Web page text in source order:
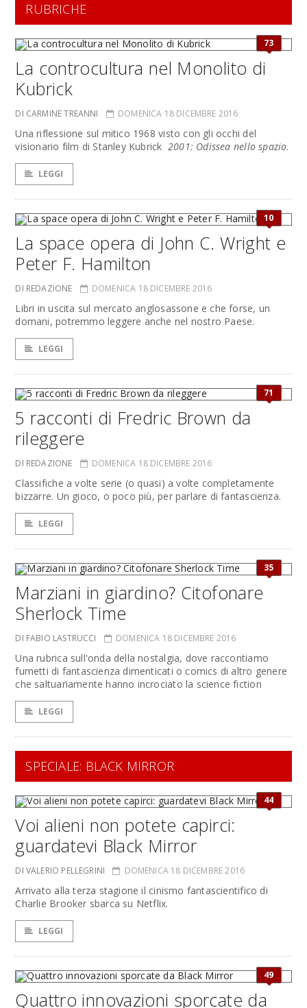
RUBRICHE
73
La controcultura nel Monolito di
Kubrick
DI CARMINE TREANNI DOMENICA 18 DICEMBRE 2016
Una riflessione sul mitico 1968 visto con gli occhi del
visionario film di Stanley Kubrick 2001: Odissea nello spazio.
LEGGI
10
La space opera di John C. Wright e
Peter F. Hamilton
DI REDAZIONE DOMENICA 18 DICEMBRE 2016
Libri in uscita sul mercato anglosassone e che forse, un
domani, potremmo leggere anche nel nostro Paese.
LEGGI
71
5 racconti di Fredric Brown da
rileggere
DI REDAZIONE DOMENICA 18 DICEMBRE 2016
Classifiche a volte serie (o quasi) a volte completamente
bizzarre. Un gioco, o poco più, per parlare di fantascienza.
LEGGI
35
Marziani in giardino? Citofonare
Sherlock Time
DI FABIO LASTRUCCI DOMENICA 18 DICEMBRE 2016
Una rubrica sull'onda della nostalgia, dove raccontiamo
fumetti di fantascienza dimenticati o comics di altro genere
che saltuariamente hanno incrociato la science fiction
LEGGI
SPECIALE: BLACK MIRROR
44
Voi alieni non potete capirci:
guardatevi Black Mirror
DI VALERIO PELLEGRINI DOMENICA 18 DICEMBRE 2016
Arrivato alla terza stagione il cinismo fantascientifico di
Charlie Brooker sbarca su Netflix.
LEGGI
49
Quattro innovazioni sporcate da